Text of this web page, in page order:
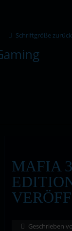
Schriftgröße
MAFIA
Geschrieben